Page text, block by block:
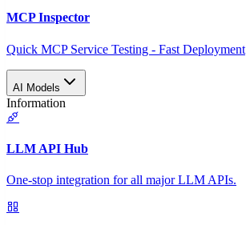
MCP Inspector
Quick MCP Service Testing - Fast Deployment
AI Models
Information
LLM API Hub
One-stop integration for all major LLM APIs.